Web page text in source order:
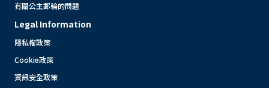
有關公主郵輪的問題
Legal Information
隱私權政策
Cookie政策
資訊安全政策